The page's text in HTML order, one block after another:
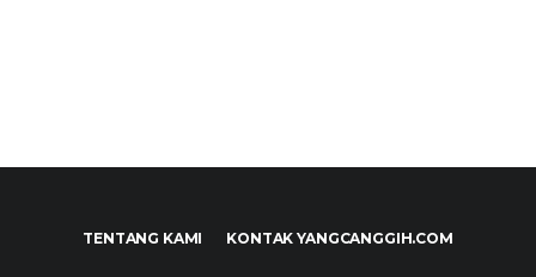
TENTANG KAMI KONTAK YANGCANGGIH.COM